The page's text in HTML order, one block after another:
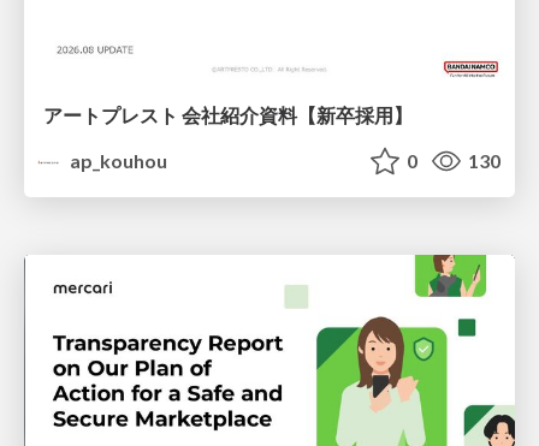
アートプレスト 会社紹介資料【新卒採用】
ap_kouhou
0 130